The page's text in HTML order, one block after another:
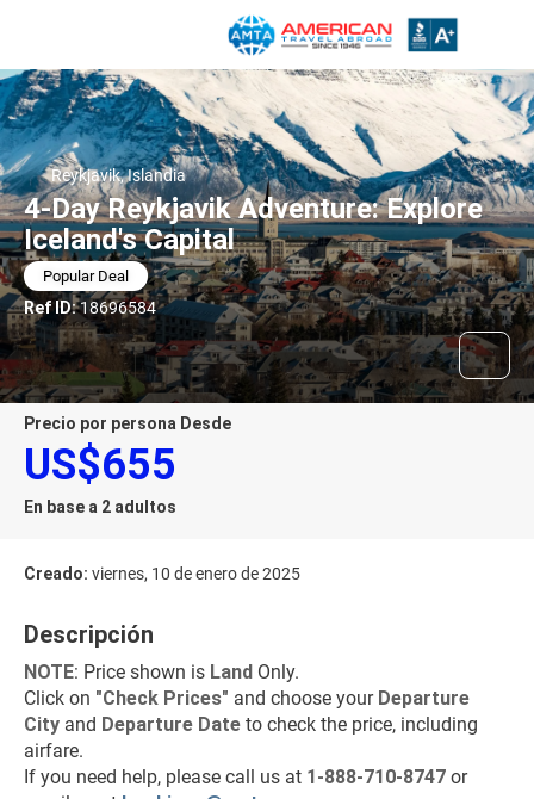
Reykjavik, Islandia
4-Day Reykjavik Adventure: Explore
Iceland's Capital
Popular Deal
Ref ID:18696584
precio por persona Desde
US$655
En base a 2 adultos
Creado: viernes, 10 de enero de 2025
Descripción
NOTE: Price shown is Land Only.
Click on "Check Prices" and choose your Departure
City and Departure Date to check the price, including
airfare.
If you need help, please call us at 1-888-710-8747 or